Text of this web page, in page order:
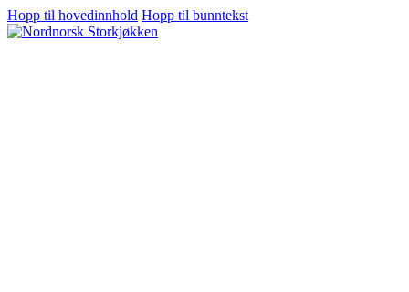
Hopp til hovedinnhold Hopp til bunntekst